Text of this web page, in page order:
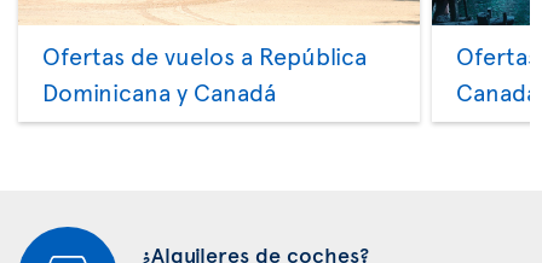
Ofertas de vuelos a República
Dominicana y Canadá
Canadá
¿Alquileres de coches?